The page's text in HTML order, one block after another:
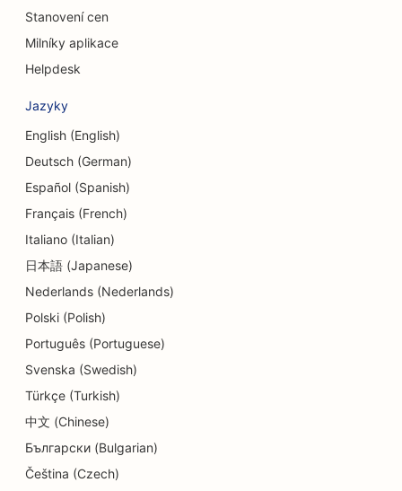
SEO pro služby dluhového poradenství
SEO pro směnárenské služby
SEO pro taneční studia
SEO pro služby dermabraze
SEO pro centra denní péče
SEO pro zubní kliniky
SEO pro obchody s detaily
SEO pro obchody s dortíky
SEO pro služby v oblasti vzdělávání a péče o děti
SEO pro obchody s koblihami
SEO pro elektrikáře
Stanovení cen
Milníky aplikace
Helpdesk
Jazyky
English (English)
Deutsch (German)
Español (Spanish)
Français (French)
Italiano (Italian)
日本語 (Japanese)
Nederlands (Nederlands)
Polski (Polish)
Português (Portuguese)
Svenska (Swedish)
Türkçe (Turkish)
中文 (Chinese)
Български (Bulgarian)
Čeština (Czech)